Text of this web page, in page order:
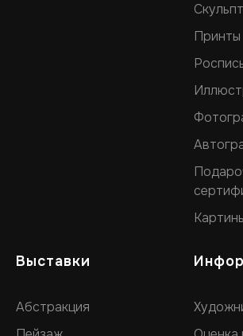
Принты
Выставки
Абстракция